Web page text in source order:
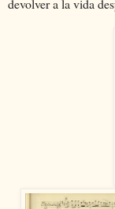
devolver a la vida